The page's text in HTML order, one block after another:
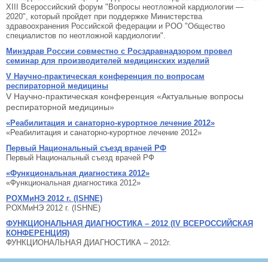
XIII Всероссийский форум "Вопросы неотложной кардиологии —
2020", который пройдет при поддержке Министерства
здравоохранения Российской федерации и РОО "Общество
специалистов по неотложной кардиологии".
Минздрав России совместно с Росздравнадзором провел
семинар для производителей медицинских изделий
V Научно-практическая конференция по вопросам
респираторной медицины
V Научно-практическая конференция «Актуальные вопросы
респираторной медицины»
«Реабилитация и санаторно-курортное лечение 2012»
«Реабилитация и санаторно-курортное лечение 2012»
Первый Национальный съезд врачей РФ
Первый Национальный съезд врачей РФ
«Функциональная диагностика 2012»
«Функциональная диагностика 2012»
РОХМиНЭ 2012 г. (ISHNE)
РОХМиНЭ 2012 г. (ISHNE)
ФУНКЦИОНАЛЬНАЯ ДИАГНОСТИКА – 2012 (IV ВСЕРОССИЙСКАЯ
КОНФЕРЕНЦИЯ)
ФУНКЦИОНАЛЬНАЯ ДИАГНОСТИКА – 2012г.